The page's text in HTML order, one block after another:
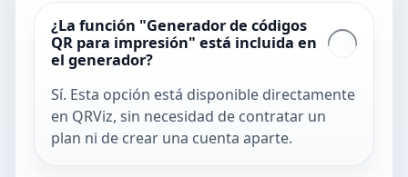
¿La función "Generador de códigos
QR para impresión" está incluida en
el generador?
Sí. Esta opción está disponible directamente
en QRViz, sin necesidad de contratar un
plan ni de crear una cuenta aparte.